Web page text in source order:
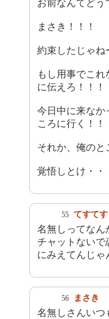
お前なんてどう
まさき！！！
約束したじゃね
もし用事でこ
に伝えろ！！！
今日中に来なか
ころに行く！！
それか、俺のと
覚悟しとけ・・
55 てすてす
名無しってなん
チャットないで
にみえてんじゃ
56 まさき
名無しさんいつ